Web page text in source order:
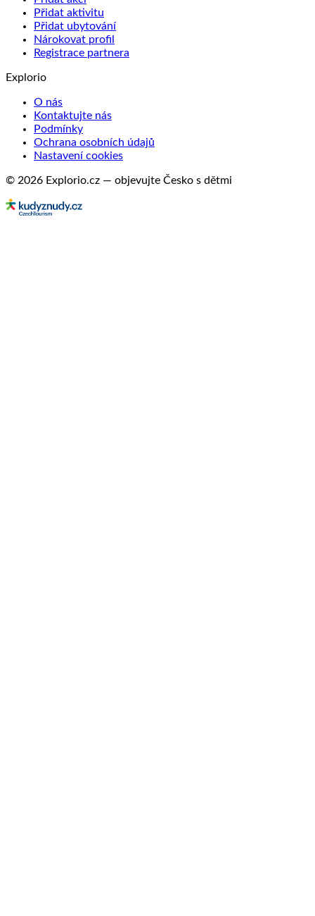
Přidat aktivitu
Přidat ubytování
Nárokovat profil
Registrace partnera
Explorio
O nás
Kontaktujte nás
Podmínky
Ochrana osobních údajů
Nastavení cookies
© 2026 Explorio.cz — objevujte Česko s dětmi